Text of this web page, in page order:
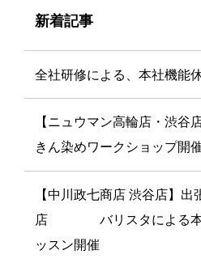
新着記事
全社研修による、本社機能
【ニュウマン高輪店・渋谷
きん染めワークショップ開催
【中川政七商店 渋谷店】
店 バリスタによる本格
ッスン開催